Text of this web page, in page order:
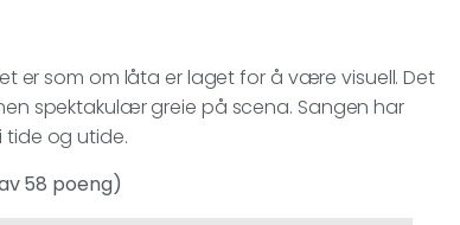
er som om låta er laget for å være visuell. Det
spektakulær greie på scena. Sangen har
tide og utide.
58 poeng)